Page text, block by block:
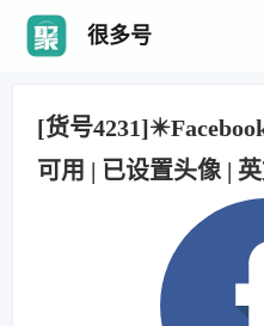
很多号
[货号
可用 | 已设置头像 |